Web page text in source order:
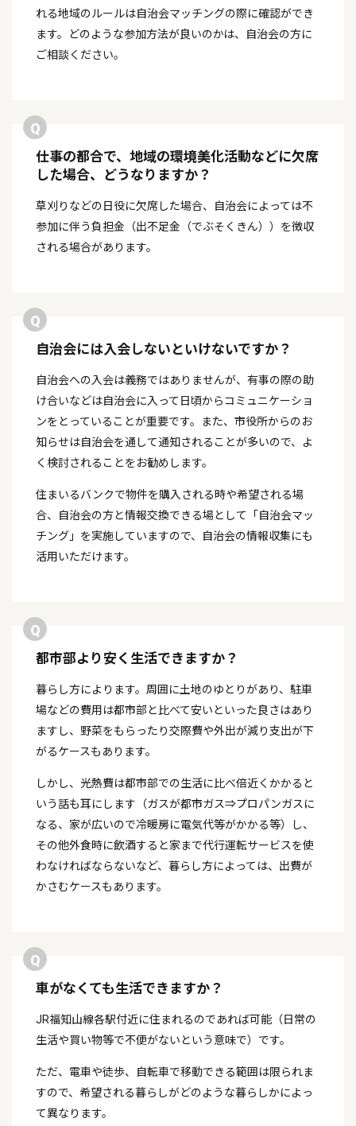
れる地域のルールは自治会マッチングの際に確認ができ
ます。どのような参加方法が良いのかは、自治会の方に
ご相談ください。
仕事の都合で、地域の環境美化活動などに欠席
した場合、どうなりますか？
草刈りなどの日役に欠席した場合、自治会によっては不
参加に伴う負担金（出不足金（でぶそくきん））を徴収
される場合があります。
自治会には入会しないといけないですか？
自治会への入会は義務ではありませんが、有事の際の助
け合いなどは自治会に入って日頃からコミュニケーショ
ンをとっていることが重要です。また、市役所からのお
知らせは自治会を通して通知されることが多いので、よ
く検討されることをお勧めします。
住まいるバンクで物件を購入される時や希望される場
合、自治会の方と情報交換できる場として「自治会マッ
チング」を実施していますので、自治会の情報収集にも
活用いただけます。
都市部より安く生活できますか？
暮らし方によります。周囲に土地のゆとりがあり、駐車
場などの費用は都市部と比べて安いといった良さはあり
ますし、野菜をもらったり交際費や外出が減り支出が下
がるケースもあります。
しかし、光熱費は都市部での生活に比べ倍近くかかると
いう話も耳にします（ガスが都市ガス⇒プロパンガスに
なる、家が広いので冷暖房に電気代等がかかる等）し、
その他外食時に飲酒すると家まで代行運転サービスを使
わなければならないなど、暮らし方によっては、出費が
かさむケースもあります。
車がなくても生活できますか？
JR福知山線各駅付近に住まれるのであれば可能（日常の
生活や買い物等で不便がないという意味で）です。
ただ、電車や徒歩、自転車で移動できる範囲は限られま
すので、希望される暮らしがどのような暮らしかによっ
て異なります。